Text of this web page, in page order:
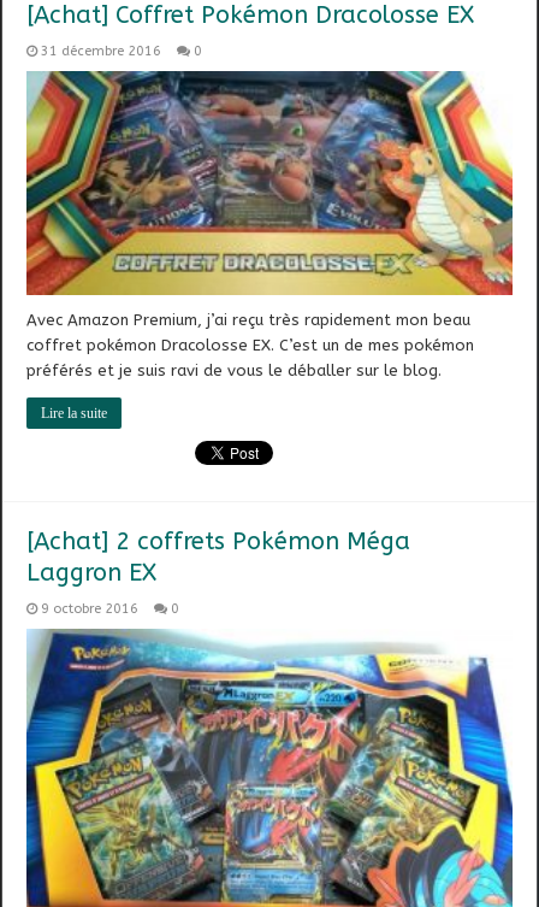
[Achat] Coffret Pokémon Dracolosse EX
31 décembre 2016 0
Avec Amazon Premium, j’ai reçu très rapidement mon beau
coffret pokémon Dracolosse EX. C’est un de mes pokémon
préférés et je suis ravi de vous le déballer sur le blog.
Lire la suite
[Achat] 2 coffrets Pokémon Méga
Laggron EX
9 octobre 2016 0